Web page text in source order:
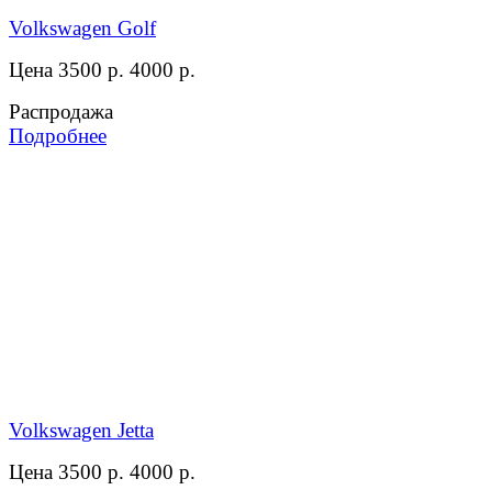
Volkswagen Golf
Цена 3500 р. 4000 р.
Распродажа
Подробнее
Volkswagen Jetta
Цена 3500 р. 4000 р.